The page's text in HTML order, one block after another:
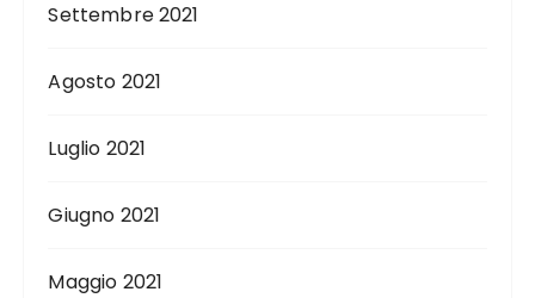
Settembre 2021
Agosto 2021
Luglio 2021
Giugno 2021
Maggio 2021